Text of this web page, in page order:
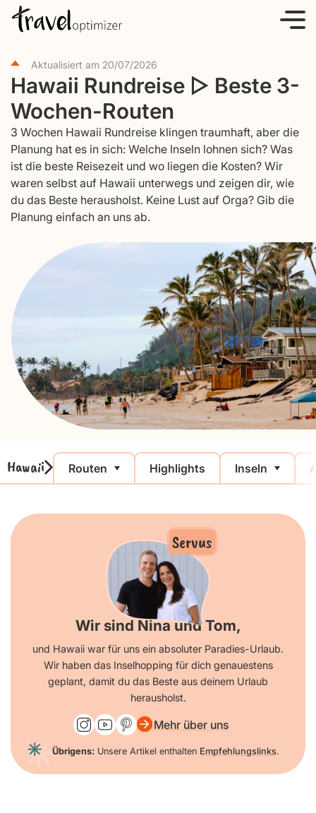
Aktualisiert am 20/07/2026
Hawaii Rundreise ▷ Beste 3-
Wochen-Routen
3 Wochen Hawaii Rundreise klingen traumhaft, aber die
Planung hat es in sich: Welche Inseln lohnen sich? Was
ist die beste Reisezeit und wo liegen die Kosten? Wir
waren selbst auf Hawaii unterwegs und zeigen dir, wie
du das Beste herausholst. Keine Lust auf Orga? Gib die
Planung einfach an uns ab.
Hawaii Routen Highlights Inseln
Servus
Wir sind Nina und Tom,
und Hawaii war für uns ein absoluter Paradies-Urlaub.
Wir haben das Inselhopping für dich genauestens
geplant, damit du das Beste aus deinem Urlaub
herausholst.
Mehr über uns
Übrigens: Unsere Artikel enthalten Empfehlungslinks.